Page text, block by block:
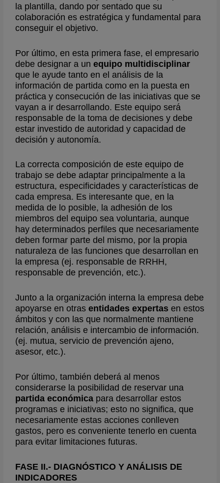
la plantilla, dando por sentado que su
colaboración es estratégica y fundamental para
conseguir el objetivo.
Por último, en esta primera fase, el empresario
debe designar a unequipo multidisciplinar
que le ayude tanto en el análisis de la
información de partida como en la puesta en
práctica y consecución de las iniciativas que se
vayan a ir desarrollando. Este equipo será
responsable de la toma de decisiones y debe
estar investido de autoridad y capacidad de
decisión y autonomía.
La correcta composición de este equipo de
trabajo se debe adaptar principalmente a la
estructura, especificidades y características de
cada empresa. Es interesante que, en la
medida de lo posible, la adhesión de los
miembros del equipo sea voluntaria, aunque
hay determinados perfiles que necesariamente
deben formar parte del mismo, por la propia
naturaleza de las funciones que desarrollan en
la empresa (ej. responsable de RRHH,
responsable de prevención, etc.).
Junto a la organización interna la empresa debe
apoyarse en otrasentidades expertas en estos
ámbitos y con las que normalmente mantiene
relación, análisis e intercambio de información.
(ej. mutua, servicio de prevención ajeno,
asesor, etc.).
Por último, también deberá al menos
considerarse la posibilidad de reservar una
partida económica para desarrollar estos
programas e iniciativas; esto no significa, que
necesariamente estas acciones conlleven
gastos, pero es conveniente tenerlo en cuenta
para evitar limitaciones futuras.
FASE II.- DIAGNÓSTICO Y ANÁLISIS DE
INDICADORES